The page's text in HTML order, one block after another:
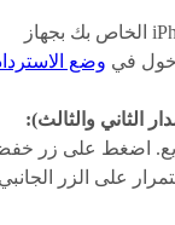
قم بتنزيل وفتح iTunes ، ثم قم بتوصيل iPhone الخاص بك بجهاز
في وضع
اضغط على زر
على الزر